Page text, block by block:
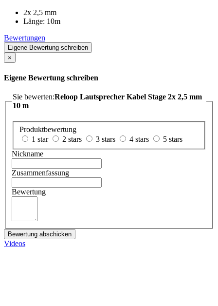
2x 2,5 mm
Länge: 10m
Bewertungen
Eigene Bewertung schreiben
×
Eigene Bewertung schreiben
Sie bewerten:Reloop Lautsprecher Kabel Stage 2x 2,5 mm
10 m
Produktbewertung
1 star
2 stars 3 stars 4 stars
5 stars
Nickname
Zusammenfassung
Bewertung
Bewertung abschicken
Videos